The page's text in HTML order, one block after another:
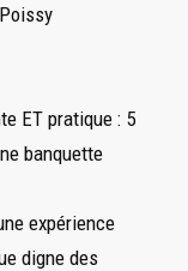
ET pratique : 5
banquette
expérience
digne des